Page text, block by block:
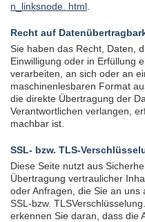
n_linksnode. html
Recht auf
Sie haben das Recht, Daten,
Einwilligung oder in Erfüllung
verarbeiten, an sich oder an
maschinenlesbaren Format
die direkte Übertragung der
Verantwortlichen verlangen,
machbar ist.
SSL- bzw. TLS-
Diese Seite nutzt aus
Übertragung vertraulicher
oder Anfragen, die Sie an
SSL-bzw.
erkennen Sie daran, dass die